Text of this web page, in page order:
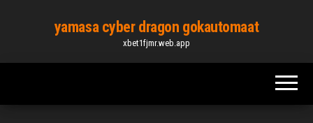
content
yamasa cyber dragon gokautomaat
xbet1fjmr.web.app